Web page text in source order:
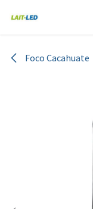
Foco Cacahuate